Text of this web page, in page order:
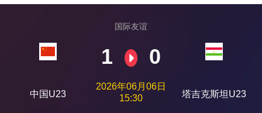
中国U23
国际友谊
1 0
2026年06月06日
15:30
塔吉克斯坦U23